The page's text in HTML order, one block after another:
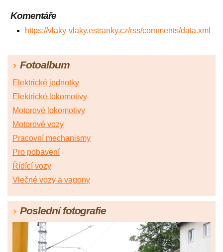
Komentáře
https://vlaky-vlaky.estranky.cz/rss/comments/data.xml
Fotoalbum
Elektrické jednotky
Elektrické lokomotivy
Motorové lokomotivy
Motorové vozy
Pracovní mechanismy
Pro pobavení
Řídící vozy
Vlečné vozy a vagony
Poslední fotografie